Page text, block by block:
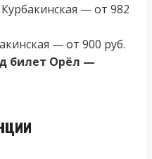
— от 982
— от 900 руб.
билет Орёл —